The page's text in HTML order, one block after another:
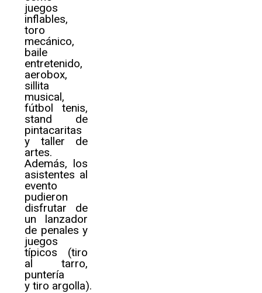
juegos
inflables,
toro
mecánico,
baile
entretenido,
aerobox,
sillita
musical,
fútbol tenis,
stand de
pintacaritas
y taller de
artes.
Además, los
asistentes al
evento
pudieron
disfrutar de
un lanzador
de penales y
juegos
típicos (tiro
al tarro,
puntería
y tiro argolla).